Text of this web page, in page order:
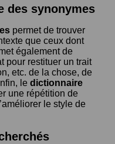
des synonymes
permet de trouver
que ceux dont
également de
pour restituer un trait
etc. de la chose, de
le dictionnaire
une répétition de
le style de